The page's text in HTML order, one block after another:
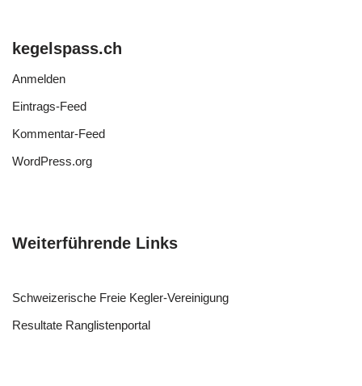
kegelspass.ch
Anmelden
Eintrags-Feed
Kommentar-Feed
WordPress.org
Weiterführende Links
Schweizerische Freie Kegler-Vereinigung
Resultate Ranglistenportal